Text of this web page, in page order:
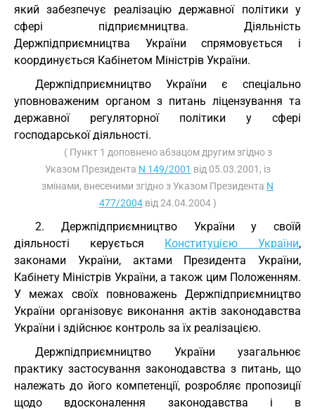
який забезпечує реалізацію державної політики у
сфері підприємництва. Діяльність
Держпідприємництва України спрямовується і
координується Кабінетом Міністрів України.
Держпідприємництво України є спеціально
уповноваженим органом з питань ліцензування та
державної регуляторної політики у сфері
господарської діяльності.
( Пункт 1 доповнено абзацом другим згідно з
Указом Президента N 149/2001 від 05.03.2001, із
змінами, внесеними згідно з Указом Президента N
477/2004від 24.04.2004 )
2. Держпідприємництво України у своїй
діяльності керується Конституцією України,
законами України, актами Президента України,
Кабінету Міністрів України, а також цим Положенням.
У межах своїх повноважень Держпідприємництво
України організовує виконання актів законодавства
України і здійснює контроль за їх реалізацією.
Держпідприємництво України узагальнює
практику застосування законодавства з питань, що
належать до його компетенції, розробляє пропозиції
щодо вдосконалення законодавства і в